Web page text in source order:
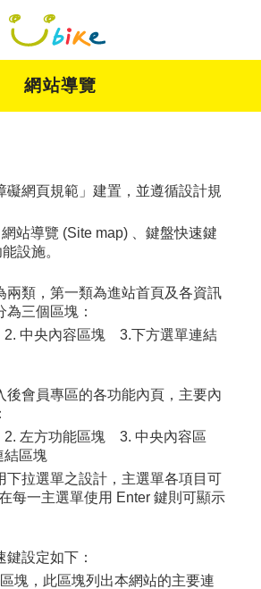
網站導覽
礙網頁規範」建置，並遵循設計規
站導覽 (Site map) 、鍵盤快速鍵
設施。
兩類，第一類為進站首頁及各資訊
三個區塊：
中央內容區塊 3.下方選單連結
後會員專區的各功能內頁，主要內
左方功能區塊 3. 中央內容區
區塊
下拉選單之設計，主選單各項目可
每一主選單使用 Enter 鍵則可顯示
設定如下：
區塊，此區塊列出本網站的主要連